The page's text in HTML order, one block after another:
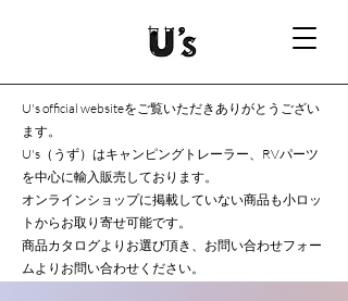
U's official websiteをご覧いただきありがとうござい
ます。
U's（うず）はキャンピングトレーラー、RVパーツ
を中心に輸入販売しております。
オンラインショップに掲載していない商品も小ロッ
トからお取り寄せ可能です。
商品カタログよりお選び頂き、お問い合わせフォー
ムよりお問い合わせください。